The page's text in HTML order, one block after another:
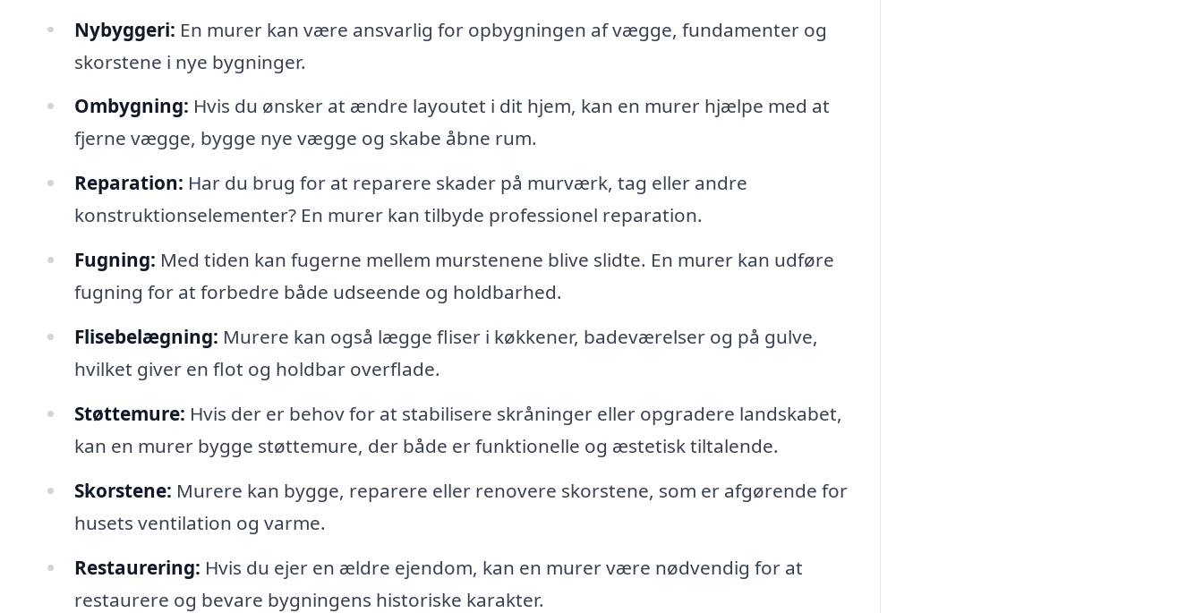
Nybyggeri: En murer kan være ansvarlig for opbygningen af vægge, fundamenter og
skorstene i nye bygninger.
Ombygning: Hvis du ønsker at ændre layoutet i dit hjem, kan en murer hjælpe med at
fjerne vægge, bygge nye vægge og skabe åbne rum.
Reparation: Har du brug for at reparere skader på murværk, tag eller andre
konstruktionselementer? En murer kan tilbyde professionel reparation.
Fugning: Med tiden kan fugerne mellem murstenene blive slidte. En murer kan udføre
fugning for at forbedre både udseende og holdbarhed.
Flisebelægning: Murere kan også lægge fliser i køkkener, badeværelser og på gulve,
hvilket giver en flot og holdbar overflade.
Støttemure: Hvis der er behov for at stabilisere skråninger eller opgradere landskabet,
kan en murer bygge støttemure, der både er funktionelle og æstetisk tiltalende.
Skorstene: Murere kan bygge, reparere eller renovere skorstene, som er afgørende for
husets ventilation og varme.
Restaurering: Hvis du ejer en ældre ejendom, kan en murer være nødvendig for at
restaurere og bevare bygningens historiske karakter.